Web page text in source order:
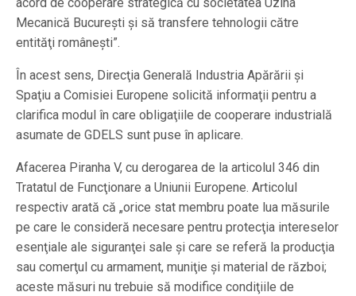
Mecanică Bucureşti şi să transfere tehnologii către
entităţi româneşti”.
În acest sens, Direcţia Generală Industria Apărării şi
Spaţiu a Comisiei Europene solicită informaţii pentru a
clarifica modul în care obligaţiile de cooperare industrială
asumate de GDELS sunt puse în aplicare.
Afacerea Piranha V, cu derogarea de la articolul 346 din
Tratatul de Funcţionare a Uniunii Europene. Articolul
respectiv arată că „orice stat membru poate lua măsurile
pe care le consideră necesare pentru protecţia intereselor
esenţiale ale siguranţei sale şi care se referă la producţia
sau comerţul cu armament, muniţie şi material de război;
aceste măsuri nu trebuie să modifice condiţiile de